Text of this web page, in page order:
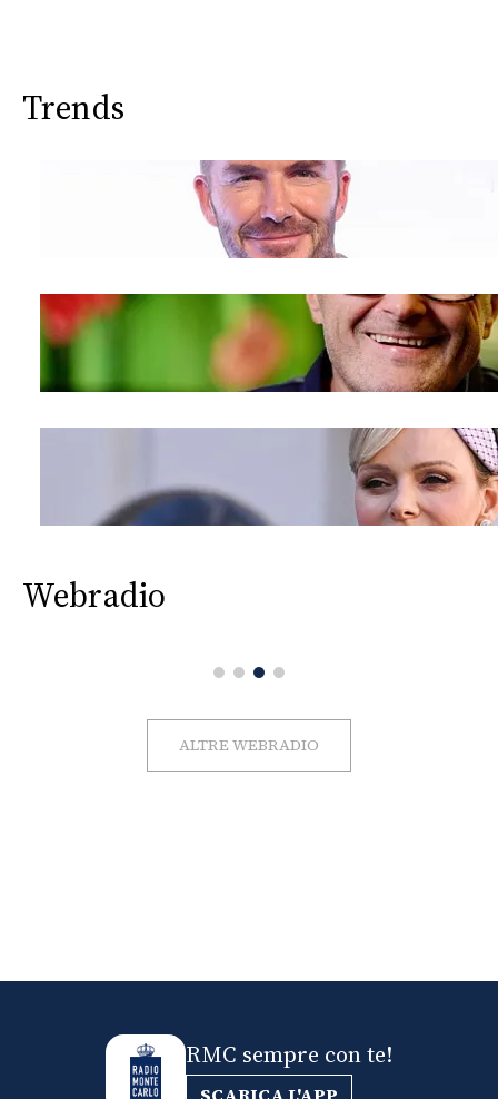
Trends
Webradio
ALTRE WEBRADIO
RMC sempre con te!